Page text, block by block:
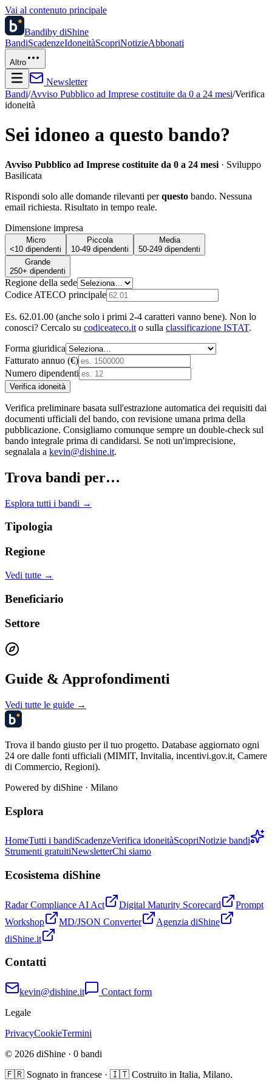
Vai al contenuto principale
Bandiby diShine
BandiScadenzeIdoneitàScopriNotizieAbbonati
Altro
Newsletter
Bandi/Avviso Pubblico ad Imprese costituite da 0 a 24 mesi/Verifica
idoneità
Sei idoneo a questo bando?
Avviso Pubblico ad Imprese costituite da 0 a 24 mesi · Sviluppo
Basilicata
Rispondi solo alle domande rilevanti perquesto bando. Nessuna
email richiesta. Risultato in tempo reale.
Dimensione impresa
Micro
<10 dipendenti
Piccola
10-49 dipendenti
Media
50-249 dipendenti
Grande
250+ dipendenti
Regione della sede
Codice ATECO principale
Es. 62.01.00 (anche solo i primi 2-4 caratteri vanno bene). Non lo
conosci? Cercalo su codiceateco.it o sulla classificazione ISTAT.
Forma giuridica
Fatturato annuo (€)
Numero dipendenti
Verifica idoneità
Verifica preliminare basata sull'estrazione automatica dei requisiti dai
documenti ufficiali del bando, con revisione umana prima della
pubblicazione. Consigliamo comunque sempre un double-check sul
bando integrale prima di candidarsi. Se noti un'imprecisione,
segnalala a kevin@dishine.it.
Trova bandi per…
Esplora tutti i bandi →
Tipologia
Regione
Vedi tutte →
Beneficiario
Settore
Guide & Approfondimenti
Vedi tutte le guide →
Trova il bando giusto per il tuo progetto. Database aggiornato ogni
24 ore dalle fonti ufficiali (MIMIT, Invitalia, incentivi.gov.it, Camere
di Commercio, Regioni).
Powered by diShine · Milano
Esplora
HomeTutti i bandiScadenzeVerifica idoneitàScopriNotizie bandi
Strumenti gratuitiNewsletterChi siamo
Ecosistema diShine
Radar Compliance AI Act Digital Maturity Scorecard
Prompt
Workshop
MD/JSON Converter
Agenzia diShine
diShine.it
Contatti
kevin@dishine.it
Contact form
Legale
PrivacyCookieTermini
© 2026 diShine · 0 bandi
🇫🇷 Sognato in francese · 🇮🇹 Costruito in Italia, Milano.